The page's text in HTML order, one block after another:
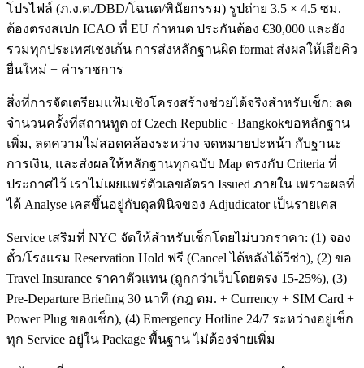
โปรไฟล์ (ภ.ง.ด./DBD/โฉนด/พินัยกรรม) รูปถ่าย 3.5 × 4.5 ซม.
ต้องตรงสเปก ICAO ที่ EU กำหนด ประกันต้อง €30,000 และยัง
รวมทุกประเทศเชงเก้น การส่งหลักฐานผิด format ส่งผลให้เสียคิว
ยื่นใหม่ + ค่าราชการ
สิ่งที่การจัดเตรียมแฟ้มเชิงโครงสร้างช่วยได้จริงสำหรับเช็ก: ลด
จำนวนครั้งที่สถานทูต of Czech Republic · Bangkokขอหลักฐาน
เพิ่ม, ลดความไม่สอดคล้องระหว่าง จดหมายปะหน้า กับฐานะ
การเงิน, และส่งผลให้หลักฐานทุกฉบับ Map ตรงกับ Criteria ที่
ประกาศไว้ เราไม่เผยแพร่ตัวเลขอัตรา Issued ภายใน เพราะผลที่
ได้ Analyse เคสขึ้นอยู่กับดุลพินิจของ Adjudicator เป็นรายเคส
Service เสริมที่ NYC จัดให้สำหรับเช็กโดยไม่บวกราคา: (1) จอง
ตั๋ว/โรงแรม Reservation Hold ฟรี (Cancel ได้หลังได้วีซ่า), (2) ขอ
Travel Insurance ราคาตัวแทน (ถูกกว่าเว็บโดยตรง 15-25%), (3)
Pre-Departure Briefing 30 นาที (กฎ ตม. + Currency + SIM Card +
Power Plug ของเช็ก), (4) Emergency Hotline 24/7 ระหว่างอยู่เช็ก
ทุก Service อยู่ใน Package พื้นฐาน ไม่ต้องจ่ายเพิ่ม